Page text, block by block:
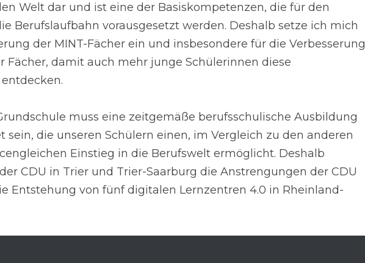
Welt dar und ist eine der Basiskompetenzen, die für den
Berufslaufbahn vorausgesetzt werden. Deshalb setze ich mich
der MINT-Fächer ein und insbesondere für die Verbesserung
Fächer, damit auch mehr junge Schülerinnen diese
muss eine zeitgemäße berufsschulische Ausbildung
sein, die unseren Schülern einen, im Vergleich zu den anderen
Einstieg in die Berufswelt ermöglicht. Deshalb
CDU in Trier und Trier-Saarburg die Anstrengungen der CDU
Entstehung von fünf digitalen Lernzentren 4.0 in Rheinland-